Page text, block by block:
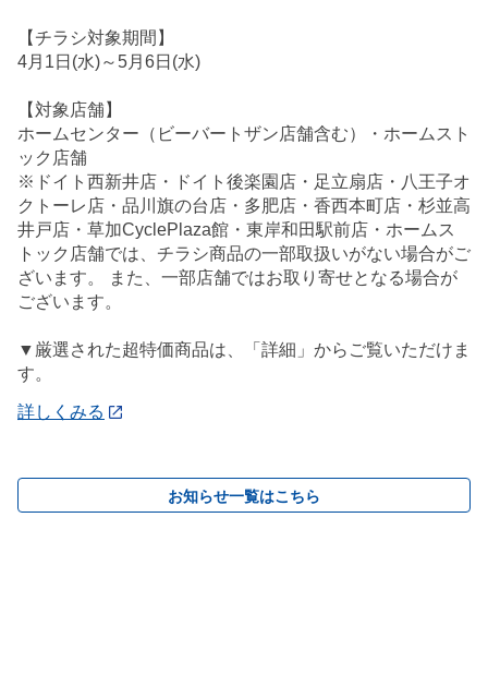
【チラシ対象期間】
4月1日(水)～5月6日(水)
【対象店舗】
ホームセンター（ビーバートザン店舗含む）・ホームスト
ック店舗
※ドイト西新井店・ドイト後楽園店・足立扇店・八王子オ
クトーレ店・品川旗の台店・多肥店・香西本町店・杉並高
井戸店・草加CyclePlaza館・東岸和田駅前店・ホームス
トック店舗では、チラシ商品の一部取扱いがない場合がご
ざいます。 また、一部店舗ではお取り寄せとなる場合が
ございます。
▼厳選された超特価商品は、「詳細」からご覧いただけま
す。
詳しくみる
お知らせ一覧はこちら